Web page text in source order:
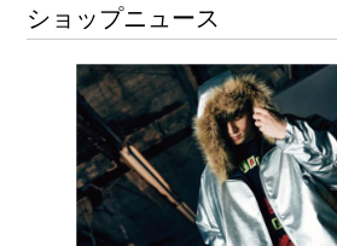
ショップニュース